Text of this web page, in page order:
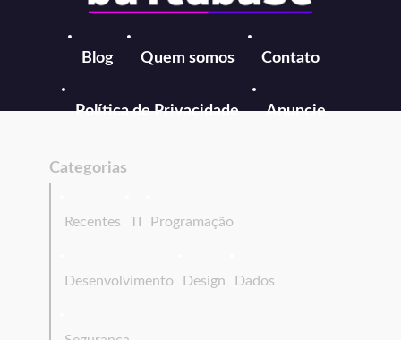
Blog Quem somos Contato
Política de Privacidade Anuncie
Categorias
Recentes TI Programação
Desenvolvimento Design Dados